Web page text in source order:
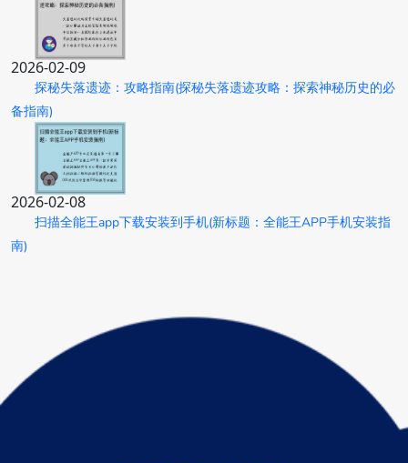
2026-02-09
探秘失落遗迹：攻略指南(探秘失落遗迹攻略：探索神秘历史的必
备指南)
2026-02-08
扫描全能王app下载安装到手机(新标题：全能王APP手机安装指
南)